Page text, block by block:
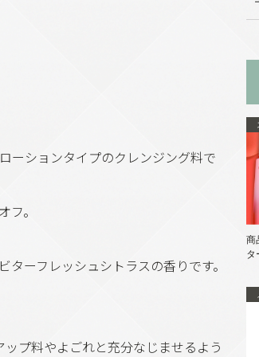
ーションタイプのクレンジング料で
。
ーフレッシュシトラスの香りです。
プ料やよごれと充分なじませるよう
商
タ